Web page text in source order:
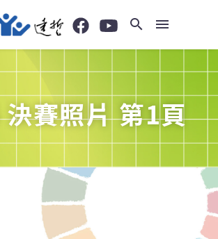
賽照片 第1頁